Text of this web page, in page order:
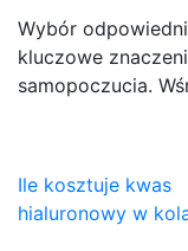
Wybór
kluczowe
samopoczucia.
Nawigacja
wpisu
Ile kosztuje kwas
hialuronowy w